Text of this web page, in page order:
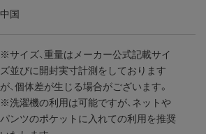
中国
※サイズ、重量はメーカー公式記載サイ
ズ並びに開封実寸計測をしております
が、個体差が生じる場合がございます。
※洗濯機の利用は可能ですが、ネットや
パンツのポケットに入れての利用を推奨